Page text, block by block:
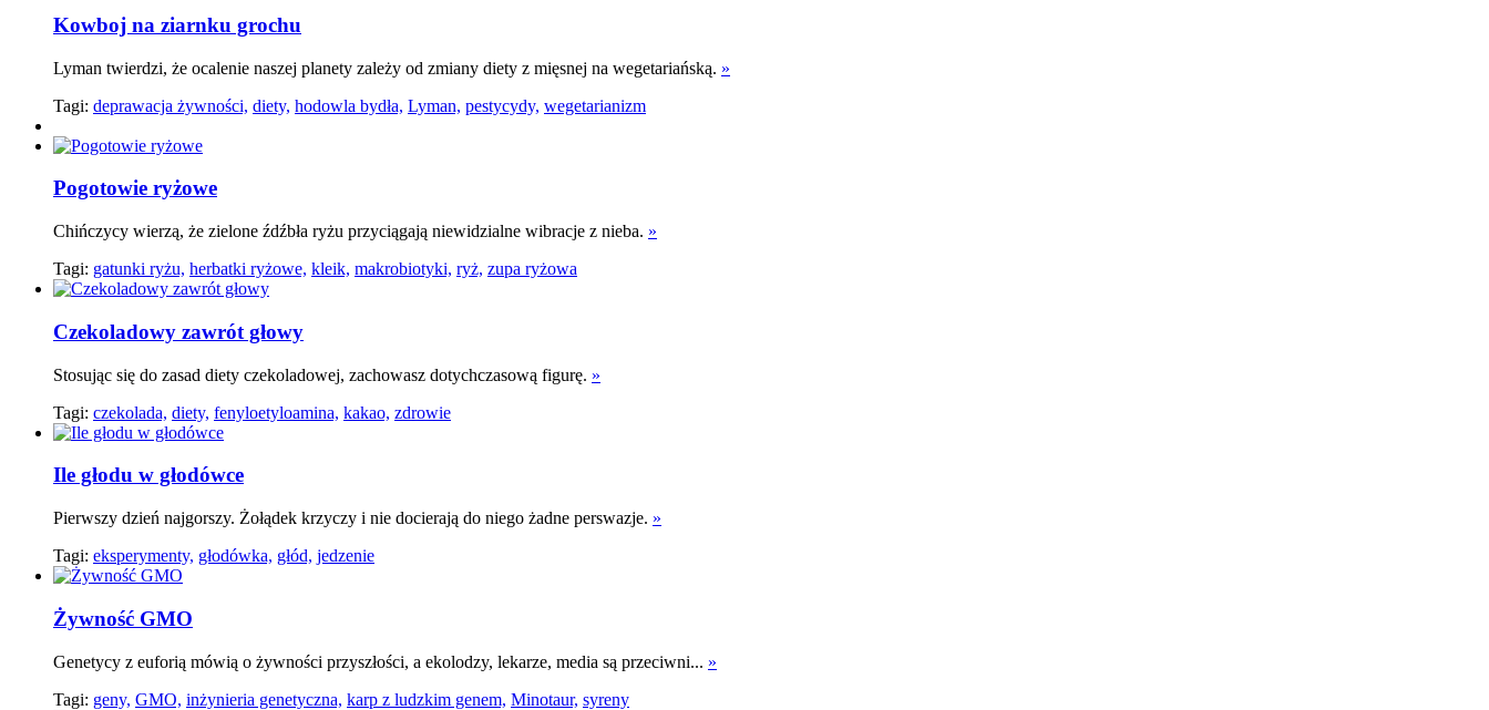
Kowboj na ziarnku grochu
Lyman twierdzi, że ocalenie naszej planety zależy od zmiany diety z mięsnej na wegetariańską. »
Tagi: deprawacja żywności, diety, hodowla bydła, Lyman, pestycydy, wegetarianizm
Pogotowie ryżowe
Chińczycy wierzą, że zielone źdźbła ryżu przyciągają niewidzialne wibracje z nieba. »
Tagi: gatunki ryżu, herbatki ryżowe, kleik, makrobiotyki, ryż, zupa ryżowa
Czekoladowy zawrót głowy
Stosując się do zasad diety czekoladowej, zachowasz dotychczasową figurę. »
Tagi: czekolada, diety, fenyloetyloamina, kakao, zdrowie
Ile głodu w głodówce
Pierwszy dzień najgorszy. Żołądek krzyczy i nie docierają do niego żadne perswazje. »
Tagi: eksperymenty, głodówka, głód, jedzenie
Żywność GMO
Genetycy z euforią mówią o żywności przyszłości, a ekolodzy, lekarze, media są przeciwni... »
Tagi: geny, GMO, inżynieria genetyczna, karp z ludzkim genem, Minotaur, syreny